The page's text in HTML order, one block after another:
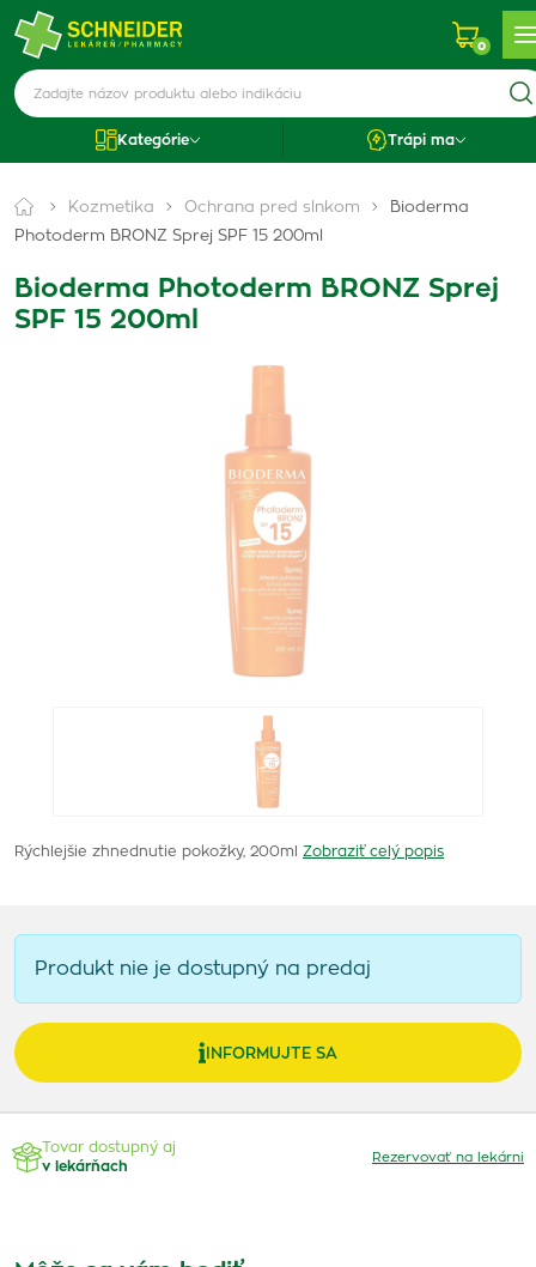
0
Kategórie Trápi ma
Kozmetika Ochrana pred slnkom
Bioderma
Photoderm BRONZ Sprej SPF 15 200ml
Bioderma Photoderm BRONZ Sprej
SPF 15 200ml
Rýchlejšie zhnednutie pokožky, 200ml Zobraziť celý popis
Produkt nie je dostupný na predaj
INFORMUJTE SA
Tovar dostupný aj
v lekárňach
Rezervovať na lekárni